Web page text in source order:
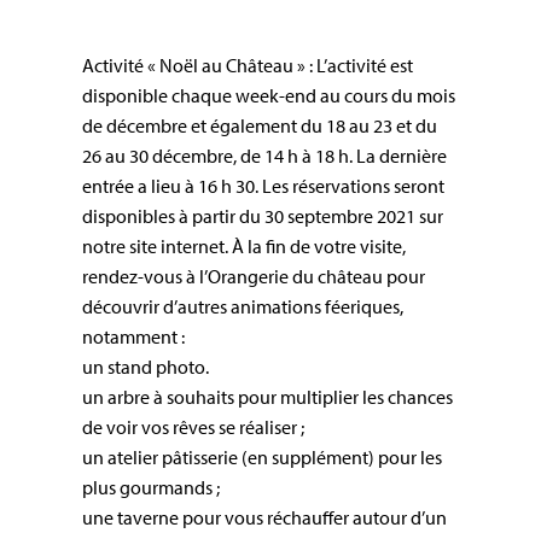
Activité « Noël au Château » : L’activité est
disponible chaque week-end au cours du mois
de décembre et également du 18 au 23 et du
26 au 30 décembre, de 14 h à 18 h. La dernière
entrée a lieu à 16 h 30. Les réservations seront
disponibles à partir du 30 septembre 2021 sur
notre site internet. À la fin de votre visite,
rendez-vous à l’Orangerie du château pour
découvrir d’autres animations féeriques,
notamment :
un stand photo.
un arbre à souhaits pour multiplier les chances
de voir vos rêves se réaliser ;
un atelier pâtisserie (en supplément) pour les
plus gourmands ;
une taverne pour vous réchauffer autour d’un